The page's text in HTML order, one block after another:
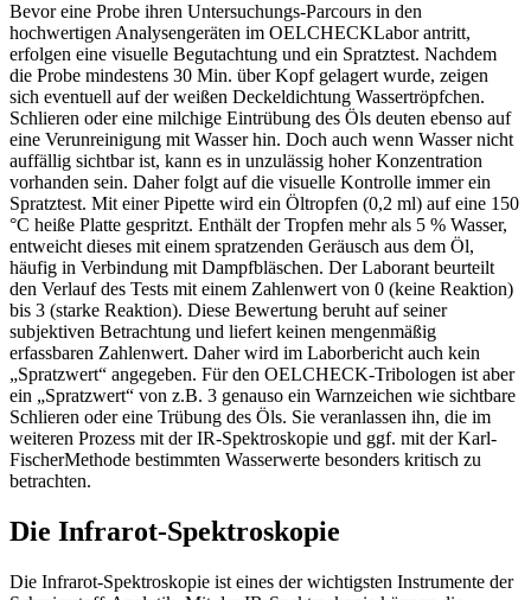
Bevor eine Probe ihren Untersuchungs-Parcours in den
hochwertigen Analysengeräten im OELCHECKLabor antritt,
erfolgen eine visuelle Begutachtung und ein Spratztest. Nachdem
die Probe mindestens 30 Min. über Kopf gelagert wurde, zeigen
sich eventuell auf der weißen Deckeldichtung Wassertröpfchen.
Schlieren oder eine milchige Eintrübung des Öls deuten ebenso auf
eine Verunreinigung mit Wasser hin. Doch auch wenn Wasser nicht
auffällig sichtbar ist, kann es in unzulässig hoher Konzentration
vorhanden sein. Daher folgt auf die visuelle Kontrolle immer ein
Spratztest. Mit einer Pipette wird ein Öltropfen (0,2 ml) auf eine 150
°C heiße Platte gespritzt. Enthält der Tropfen mehr als 5 % Wasser,
entweicht dieses mit einem spratzenden Geräusch aus dem Öl,
häufig in Verbindung mit Dampfbläschen. Der Laborant beurteilt
den Verlauf des Tests mit einem Zahlenwert von 0 (keine Reaktion)
bis 3 (starke Reaktion). Diese Bewertung beruht auf seiner
subjektiven Betrachtung und liefert keinen mengenmäßig
erfassbaren Zahlenwert. Daher wird im Laborbericht auch kein
„Spratzwert“ angegeben. Für den OELCHECK-Tribologen ist aber
ein „Spratzwert“ von z.B. 3 genauso ein Warnzeichen wie sichtbare
Schlieren oder eine Trübung des Öls. Sie veranlassen ihn, die im
weiteren Prozess mit der IR-Spektroskopie und ggf. mit der Karl-
FischerMethode bestimmten Wasserwerte besonders kritisch zu
betrachten.
Die Infrarot-Spektroskopie
Die Infrarot-Spektroskopie ist eines der wichtigsten Instrumente der